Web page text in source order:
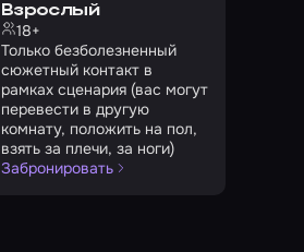
Взрослый
18+
Только безболезненный
сюжетный контакт в
рамках сценария (вас могут
перевести в другую
комнату, положить на пол,
взять за плечи, за ноги)
Забронировать